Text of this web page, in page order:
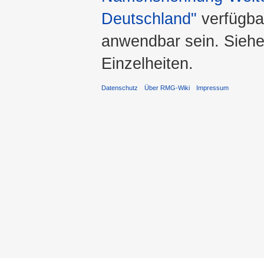
Deutschland"
anwendbar sein.
Einzelheiten.
Datenschutz Über RMG-Wiki Impressum